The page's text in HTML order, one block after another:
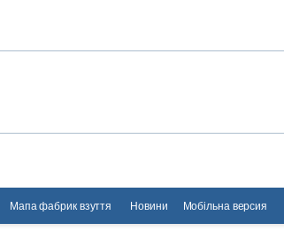
Мапа фабрик взуття Новини Мобільна версия